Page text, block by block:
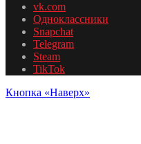
vk.com
Одноклассники
Snapchat
Telegram
Steam
TikTok
Кнопка «Наверх»